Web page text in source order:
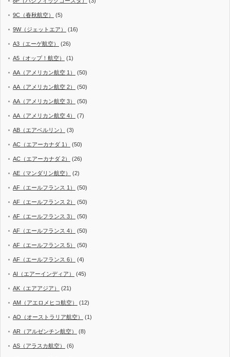
9C（春秋航空） (5)
9W（ジェットエア） (16)
A3（エーゲ航空） (26)
A5（オップ！航空） (1)
AA（アメリカン航空 1） (50)
AA（アメリカン航空 2） (50)
AA（アメリカン航空 3） (50)
AA（アメリカン航空 4） (7)
AB（エアベルリン） (3)
AC（エアーカナダ 1） (50)
AC（エアーカナダ 2） (26)
AE（マンダリン航空） (2)
AF（エールフランス 1） (50)
AF（エールフランス 2） (50)
AF（エールフランス 3） (50)
AF（エールフランス 4） (50)
AF（エールフランス 5） (50)
AF（エールフランス 6） (4)
AI（エアーインディア） (45)
AK（エアアジア） (21)
AM（アエロメヒコ航空） (12)
AO（オーストラリア航空） (1)
AR（アルゼンチン航空） (8)
AS（アラスカ航空） (6)